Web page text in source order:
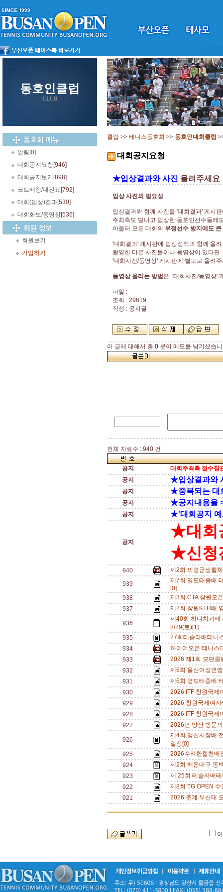
동호인클럽
CLUB
알림 [0]
대회공지요청 [946]
대회공지보기 [898]
코트배정/대진표 [792]
대회(입상)결과[530]
대회화보/동영상[536]
회원보기
가입하기
클럽 >> 테니스동호회 >> 동호인대회클럽
대회공지요청
★입상결과와 사진 올려주세요
입상 사진의 필요성
입상결과와 함께 사진을 '대회결과' 게시
주최측도 빛나고 입상한 동호인선수들에
아울러 모든 대회의 부정선수 방지에도
'대회결과' 게시판에 입상성적과 함께 올
촬영한 다른 사진들이나 동영상이 있다면
'대회사진/동영상' 게시판에 별도로 올려
동영상 올리는 방법 은 '대회사진/동영상'
파일 :
조회 : 29619
작성 : 공지글
이 글에 대해서 총 0 분이 메모를 남기셨습
전체 자료수 : 940 건
공지
대회주최측 접수창
공지
★입상결과와
공지 ★중복되는 대
공지 ★공지내용을
공지 ★'대회공지 예
공지
★대회
★신청
940
제2회 의령군생활
939
제7회 영도태종배
[0]
938
제3회 CTA 창원오
937
제2회 창원KTH배
936
제40회 하나치과배
8/29(토)[1]
935
27회테슬라배테니
934
하이어오픈 테니스
933
2026 제1회 모던
932
제6회 울산여성연
931
제6회 영도태종배
930
2026 ITF 창원국제
929
2026 창원국제여
928
2026 ITF 창원국제
927
2026년 양산 방문
926
제4회 양산시장배
일정[0]
925
2026수려한합천배
924
제2회 해운대구 동
923
제 25회 테슬라배
922
제8회 TG OPEN
921
2026 춘계 부산대